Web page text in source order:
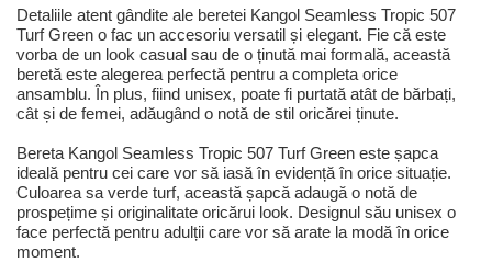
Detaliile atent gândite ale beretei Kangol Seamless Tropic 507
Turf Green o fac un accesoriu versatil și elegant. Fie că este
vorba de un look casual sau de o ținută mai formală, această
beretă este alegerea perfectă pentru a completa orice
ansamblu. În plus, fiind unisex, poate fi purtată atât de bărbați,
cât și de femei, adăugând o notă de stil oricărei ținute.
Bereta Kangol Seamless Tropic 507 Turf Green este șapca
ideală pentru cei care vor să iasă în evidență în orice situație.
Culoarea sa verde turf, această șapcă adaugă o notă de
prospețime și originalitate oricărui look. Designul său unisex o
face perfectă pentru adulții care vor să arate la modă în orice
moment.